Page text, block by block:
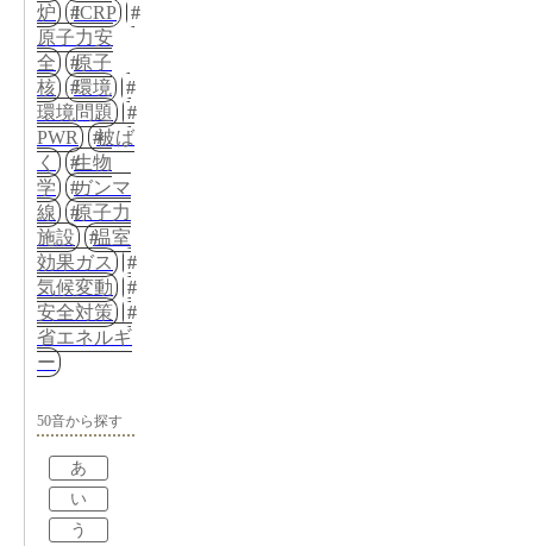
炉
ICRP
原子力安
全
原子
核
環境
環境問題
PWR
被ば
く
生物
学
ガンマ
線
原子力
施設
温室
効果ガス
気候変動
安全対策
省エネルギ
ー
50音から探す
あ
い
う